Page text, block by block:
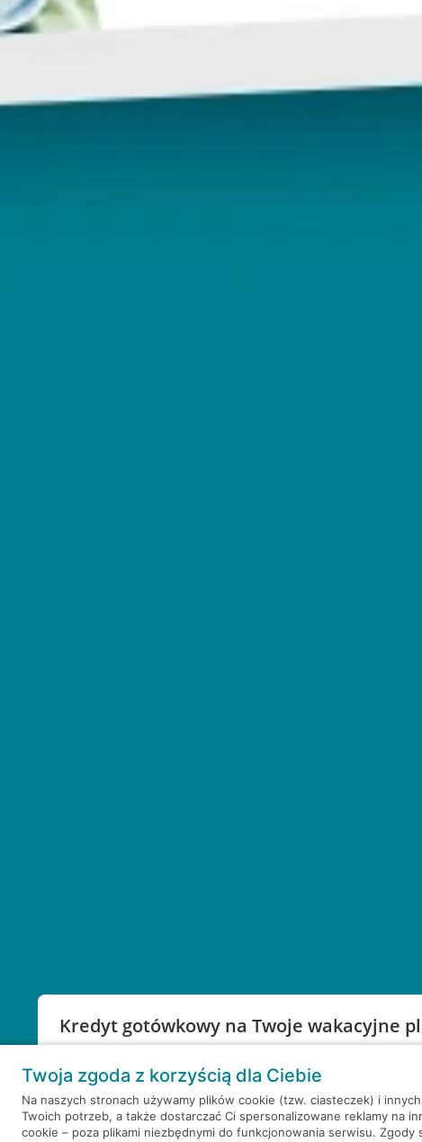
Kredyt gotówkowy na Twoje wakacyjne
RRSO: 9,6%
WEŹ KREDYT NOTA PRAWNA
Twoja zgoda z korzyścią dla Ciebie
Na naszych stronach używamy plików cookie (tzw. ciasteczek) i
Twoich potrzeb, a także dostarczać Ci spersonalizowane reklamy na
cookie – poza plikami niezbędnymi do funkcjonowania serwisu.